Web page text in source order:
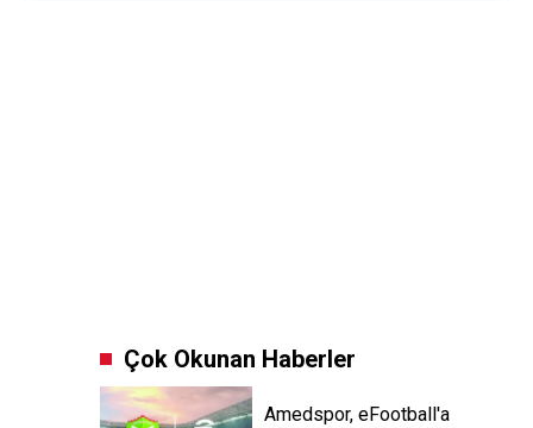
Çok Okunan Haberler
Amedspor, eFootball'a